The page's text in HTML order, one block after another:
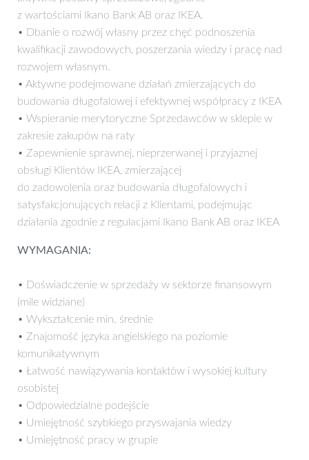
z wartościami Ikano Bank AB oraz IKEA.
• Dbanie o rozwój własny przez chęć podnoszenia
kwalifikacji zawodowych, poszerzania wiedzy i pracę nad
rozwojem własnym.
• Aktywne podejmowane działań zmierzających do
budowania długofalowej i efektywnej współpracy z IKEA
• Wspieranie merytoryczne Sprzedawców w sklepie w
zakresie zakupów na raty
• Zapewnienie sprawnej, nieprzerwanej i przyjaznej
obsługi Klientów IKEA, zmierzającej
do zadowolenia oraz budowania długofalowych i
satysfakcjonujących relacji z Klientami, podejmując
działania zgodnie z regulacjami Ikano Bank AB oraz IKEA
WYMAGANIA:
• Doświadczenie w sprzedaży w sektorze finansowym
(mile widziane)
• Wykształcenie min. średnie
• Znajomość języka angielskiego na poziomie
komunikatywnym
• Łatwość nawiązywania kontaktów i wysokiej kultury
osobistej
• Odpowiedzialne podejście
• Umiejętność szybkiego przyswajania wiedzy
• Umiejętność pracy w grupie